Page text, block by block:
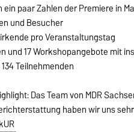
paar Zahlen der Premiere in
und Besucher
pro Veranstaltungstag
und 17 Workshopangebote mit
Teilnehmenden
Das Team von MDR
haben wir uns